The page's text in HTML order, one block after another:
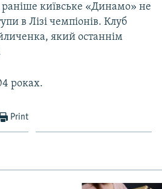
раніше київське «Динамо» не
в Лізі чемпіонів. Клуб
який останнім
роках.
Print